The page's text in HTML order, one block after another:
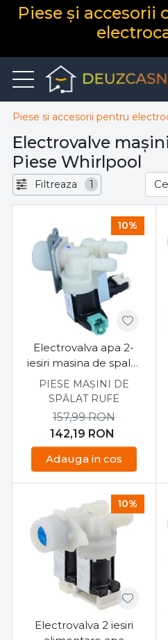
Piese și accesorii
Piese si accesorii pentru
Electrovalve
Piese Whirlpool
Filtreaza 1
10%
Electrovalva apa 2-
iesiri masina de spalat
Whirlpool WTLS65712
481228128468
PIESE MAȘINI DE
SPĂLAT RUFE
142,19 RON
157,99RON
Adauga in cos
10%
Electrovalva 2 iesiri